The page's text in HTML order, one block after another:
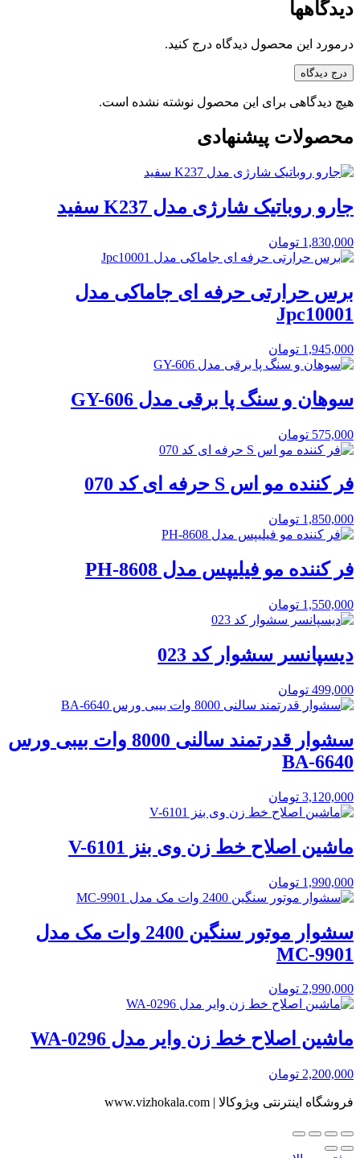
دیدگاهها
درمورد این محصول دیدگاه درج کنید.
درج دیدگاه
هیچ دیدگاهی برای این محصول نوشته نشده است.
محصولات پیشنهادی
جارو روباتیک شارژی مدل K237 سفید
1,830,000 تومان
برس حرارتی حرفه ای جاماکی مدل
Jpc10001
1,945,000 تومان
سوهان و سنگ پا برقی مدل GY-606
575,000 تومان
فر کننده مو اس S حرفه ای کد 070
1,850,000 تومان
فر کننده مو فیلیپس مدل PH-8608
1,550,000 تومان
دیسپانسر سشوار کد 023
499,000 تومان
سشوار قدرتمند سالنی 8000 وات بیبی ورس
BA-6640
3,120,000 تومان
ماشین اصلاح خط زن وی بنز V-6101
1,990,000 تومان
سشوار موتور سنگین 2400 وات مک مدل
MC-9901
2,990,000 تومان
ماشین اصلاح خط زن وایر مدل WA-0296
2,200,000 تومان
فروشگاه اینترنتی ویژوکالا | www.vizhokala.com